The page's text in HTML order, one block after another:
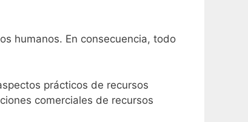
humanos. En consecuencia, todo
prácticos de recursos
comerciales de recursos